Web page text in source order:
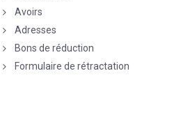
Avoirs
Adresses
Bons de réduction
Formulaire de rétractation